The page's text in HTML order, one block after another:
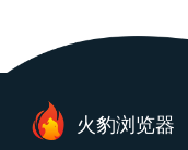
火豹浏览器